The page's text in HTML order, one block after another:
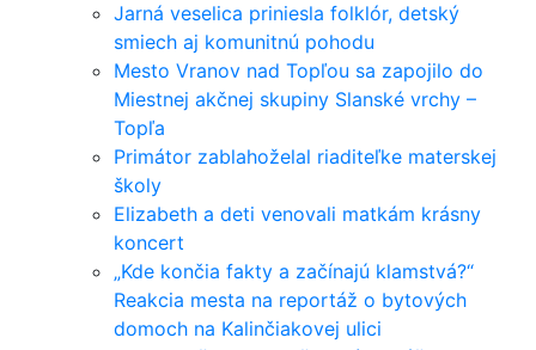
Jarná veselica priniesla folklór, detský
smiech aj komunitnú pohodu
Mesto Vranov nad Topľou sa zapojilo do
Miestnej akčnej skupiny Slanské vrchy –
Topľa
Primátor zablahoželal riaditeľke materskej
školy
Elizabeth a deti venovali matkám krásny
koncert
„Kde končia fakty a začínajú klamstvá?“
Reakcia mesta na reportáž o bytových
domoch na Kalinčiakovej ulici